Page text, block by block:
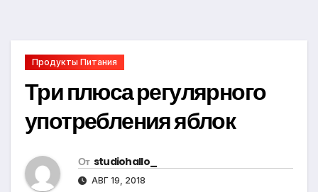
Продукты Питания
Три плюса регулярного
употребления яблок
От studiohallo_
АВГ 19, 2018